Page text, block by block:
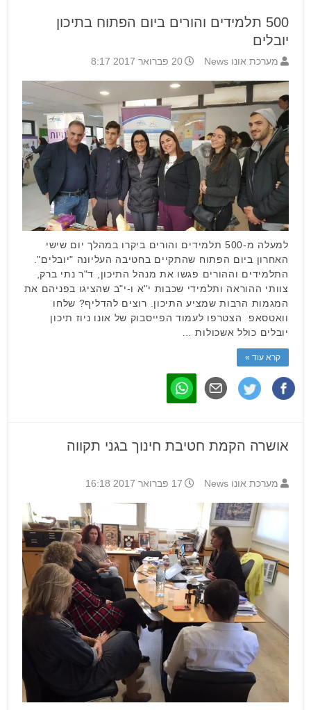
500 תלמידים והורים ביום הפתוח בתיכון
יובלים
מערכת אונו News 20 פברואר 2017 8:17
למעלה מ-500 תלמידים והורים ביקרו במהלך יום שישי
האחרון ביום הפתוח שהתקיים בחטיבה העליונה "יובלים".
התלמידים וההורים פגשו את מנהל התיכון, ד"ר נתי ברק,
צוותי ההוראה ותלמידי שכבות י"א ו-י"ב שהציגו בפניהם את
המגמות הרבות שמציע התיכון. רוצים להדליף? שלחו
וואטסאפ הצטרפו לעמוד הפייסבוק של אונו ניוז תיכון
יובלים כולל אשכולות …
קרא עוד »
אושרה הקמת חטיבת חינוך בגני תקווה
מערכת אונו News 17 פברואר 2017 16:18